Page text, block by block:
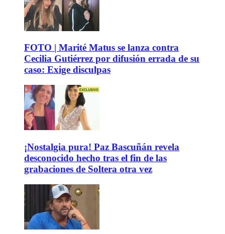
FOTO | Marité Matus se lanza contra
Cecilia Gutiérrez por difusión errada de su
caso: Exige disculpas
¡Nostalgia pura! Paz Bascuñán revela
desconocido hecho tras el fin de las
grabaciones de Soltera otra vez